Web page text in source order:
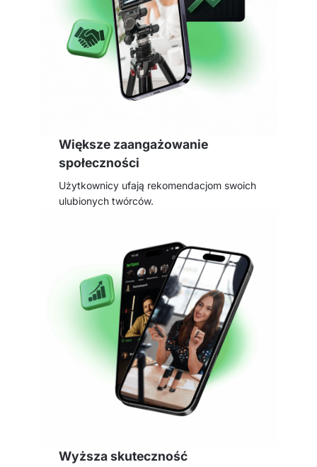
Większe zaangażowanie
społeczności
Użytkownicy ufają rekomendacjom swoich
ulubionych twórców.
Wyższa skuteczność